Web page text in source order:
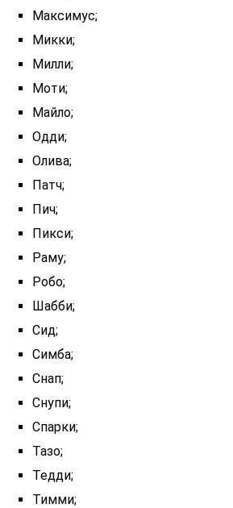
Максимус;
Микки;
Милли;
Моти;
Майло;
Одди;
Олива;
Патч;
Пич;
Пикси;
Раму;
Робо;
Шабби;
Сид;
Симба;
Снап;
Снупи;
Спарки;
Тазо;
Тедди;
Тимми;